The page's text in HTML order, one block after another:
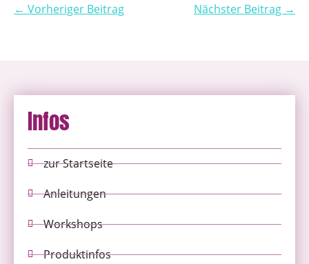
← Vorheriger Beitrag Nächster Beitrag →
Infos
zur Startseite
Anleitungen
Workshops
Produktinfos